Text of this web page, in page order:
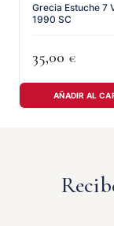
Grecia Estuche 7
1990 SC
35,00 €
AÑADIR AL